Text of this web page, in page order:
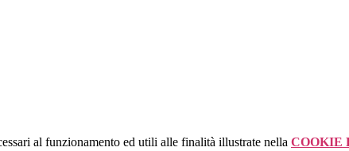
al funzionamento ed utili alle finalità illustrate nella COOKIE